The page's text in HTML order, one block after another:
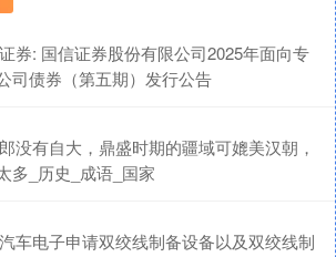
券: 国信证券股份有限公司2025年面向专
司债券（第五期）发行公告
没有自大，鼎盛时期的疆域可媲美汉朝，
多_历史_成语_国家
车电子申请双绞线制备设备以及双绞线制